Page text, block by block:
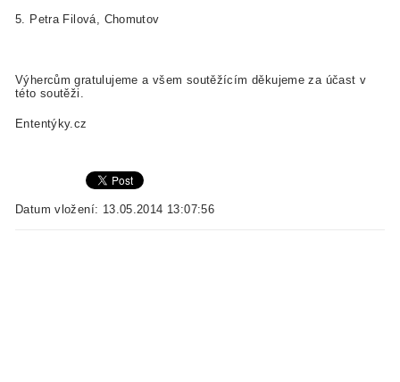
5. Petra Filová, Chomutov
Výhercům gratulujeme a všem soutěžícím děkujeme za účast v
této soutěži.
Ententýky.cz
Datum vložení: 13.05.2014 13:07:56